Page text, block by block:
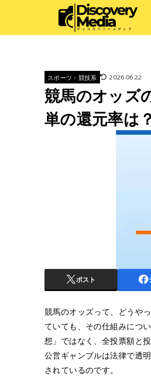
スポーツ・競技系 2026.06.22
競馬のオッズ
単の還元率は
ポスト
競馬のオッズって、どうや
ていても、その仕組みにつ
想」ではなく、全投票額と
公営ギャンブルは法律で透
されているのです。